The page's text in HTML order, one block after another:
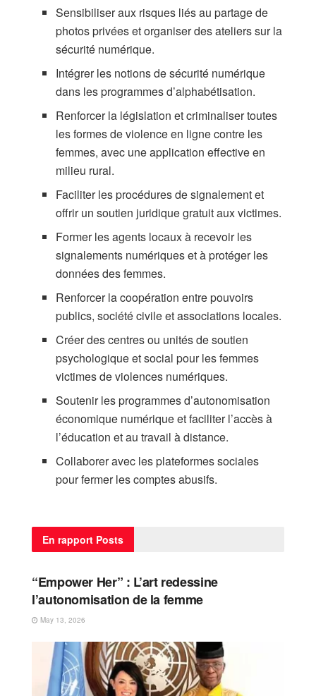
Sensibiliser aux risques liés au partage de
photos privées et organiser des ateliers sur la
sécurité numérique.
Intégrer les notions de sécurité numérique
dans les programmes d’alphabétisation.
Renforcer la législation et criminaliser toutes
les formes de violence en ligne contre les
femmes, avec une application effective en
milieu rural.
Faciliter les procédures de signalement et
offrir un soutien juridique gratuit aux victimes.
Former les agents locaux à recevoir les
signalements numériques et à protéger les
données des femmes.
Renforcer la coopération entre pouvoirs
publics, société civile et associations locales.
Créer des centres ou unités de soutien
psychologique et social pour les femmes
victimes de violences numériques.
Soutenir les programmes d’autonomisation
économique numérique et faciliter l’accès à
l’éducation et au travail à distance.
Collaborer avec les plateformes sociales
pour fermer les comptes abusifs.
En rapport Posts
FEMME
“Empower Her” : L’art redessine
l’autonomisation de la femme
May 13, 2026